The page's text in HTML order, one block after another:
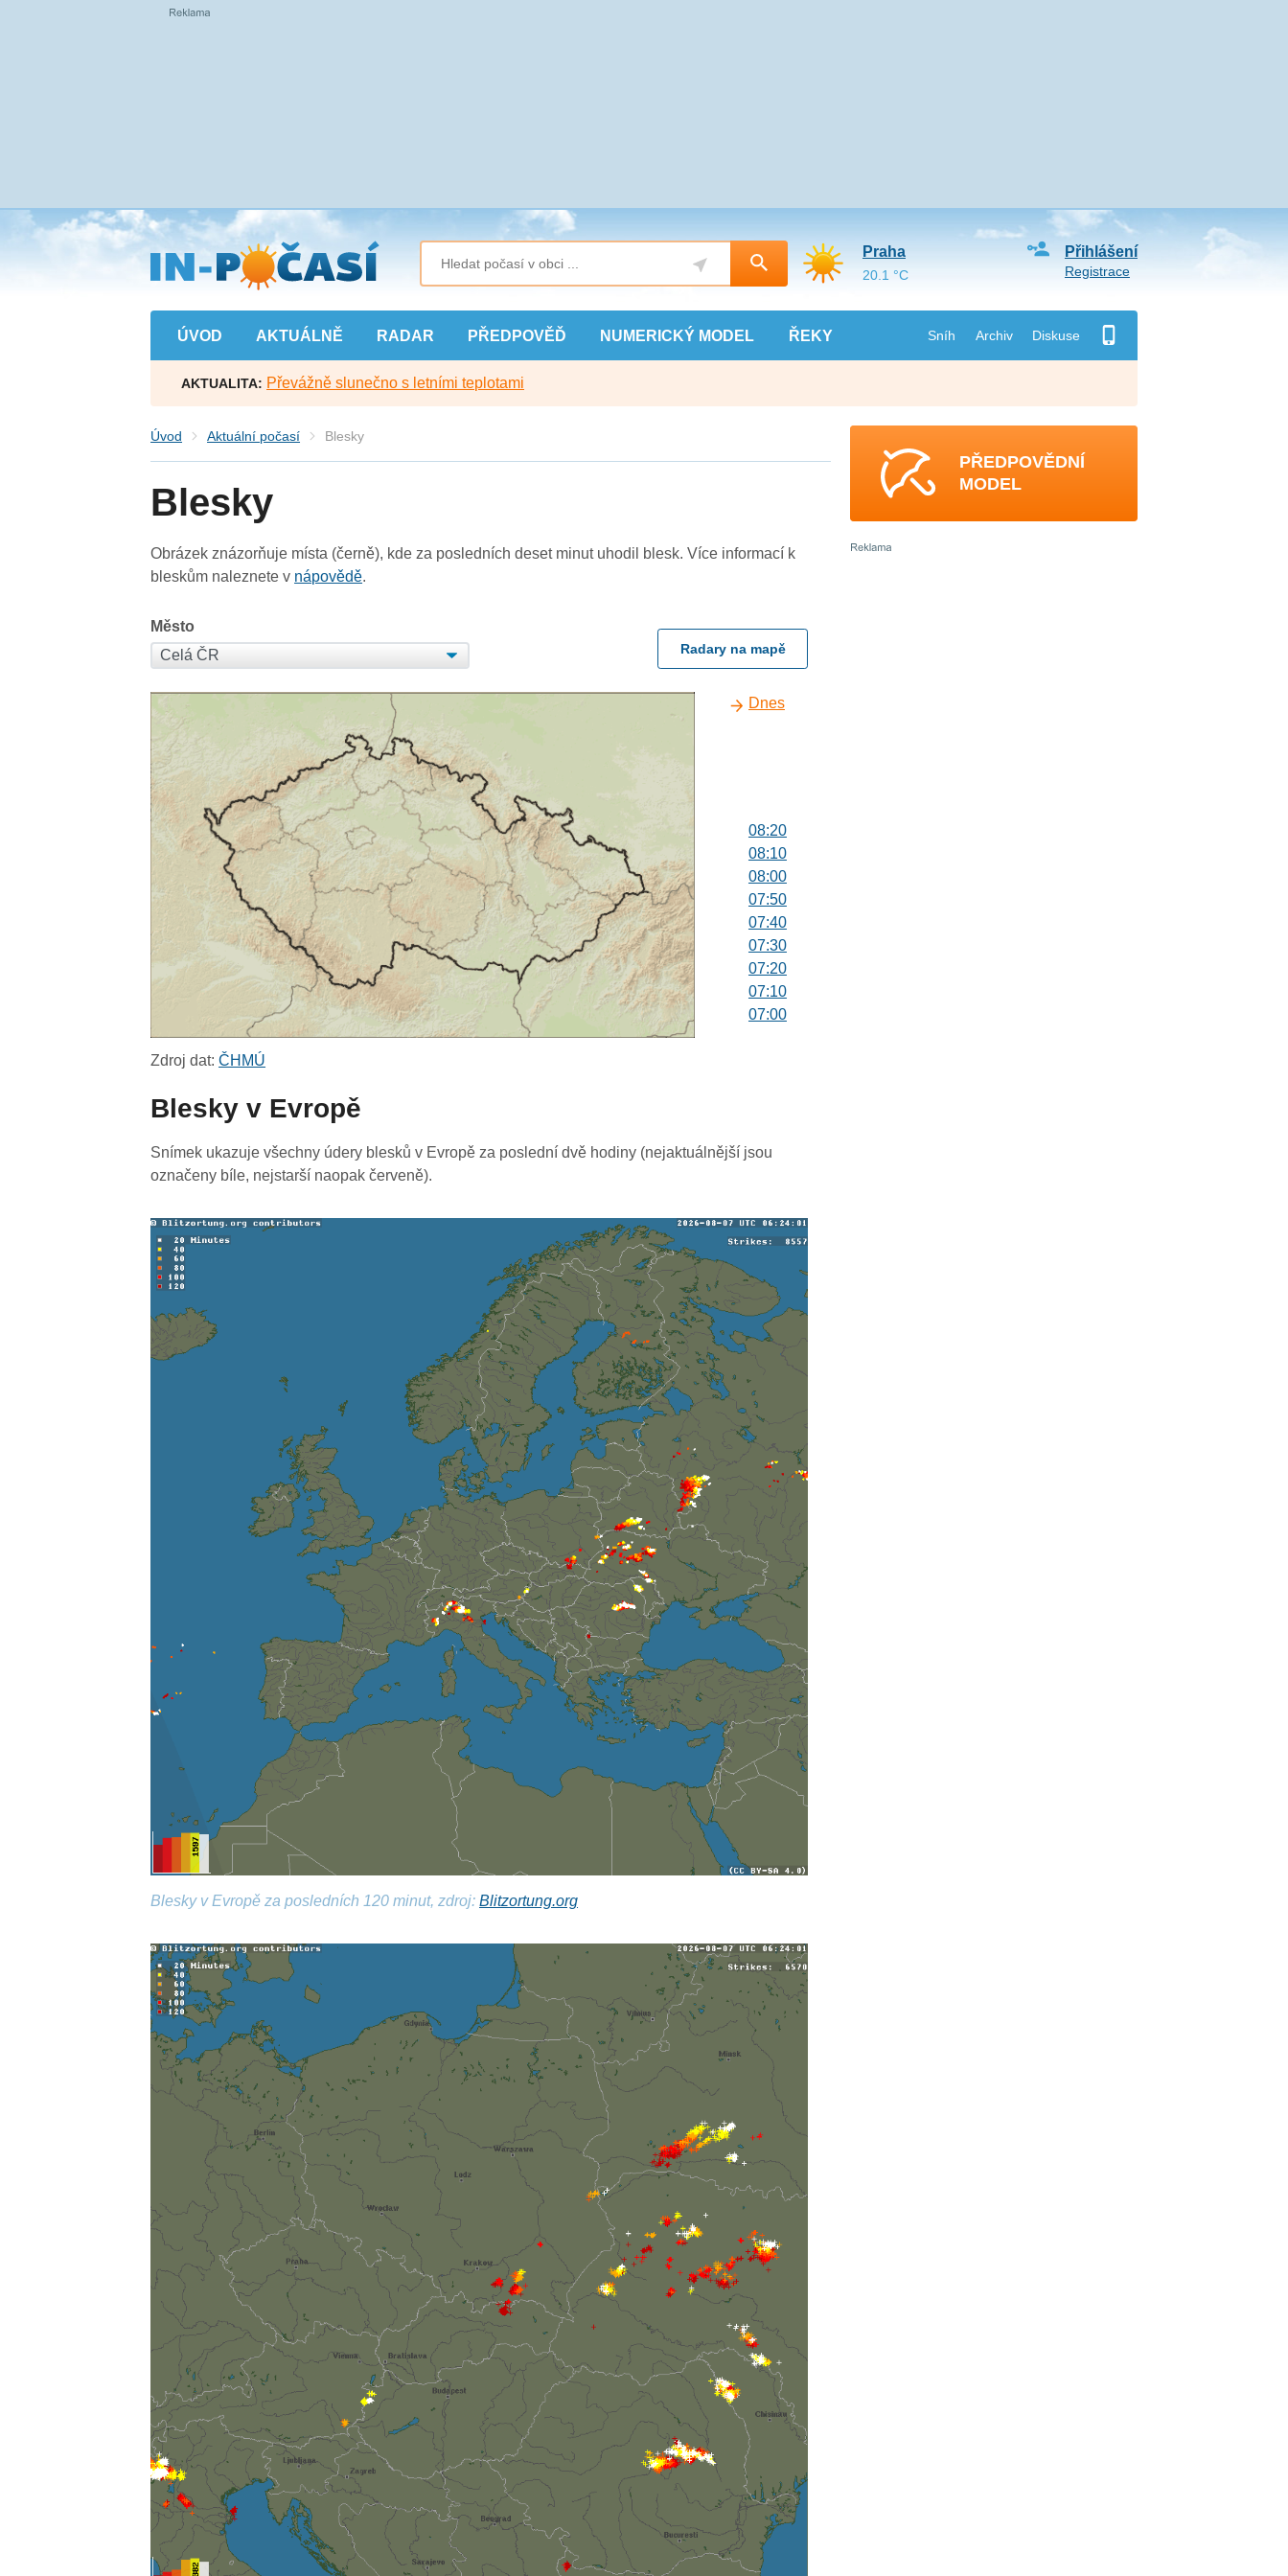
Přejít
na
hlavní
obsah
ÚVOD AKTUÁLNĚ RADAR PŘEDPOVĚĎ NUMERICKÝ MODEL ŘEKY Sníh Archiv Diskuse
Přihlášení
Registrace
Praha
20.1 °C
AKTUALITA: Převážně slunečno s letními teplotami
Úvod Aktuální počasí Blesky
Blesky
Obrázek znázorňuje místa (černě), kde za posledních deset minut uhodil blesk. Více informací k
bleskům naleznete v nápovědě.
Město
Radary na mapě
Dnes
08:20
08:10
08:00
07:50
07:40
07:30
07:20
07:10
07:00
06:00
05:30
05:20
Zdroj dat:ČHMÚ
Blesky v Evropě
Snímek ukazuje všechny údery blesků v Evropě za poslední dvě hodiny (nejaktuálnější jsou
označeny bíle, nejstarší naopak červeně).
Blesky v Evropě za posledních 120 minut, zdroj:Blitzortung.org
PŘEDPOVĚDNÍ
MODEL